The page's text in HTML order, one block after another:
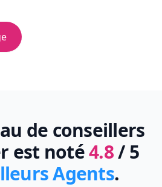
de conseillers
est noté4.8/ 5
Agents.